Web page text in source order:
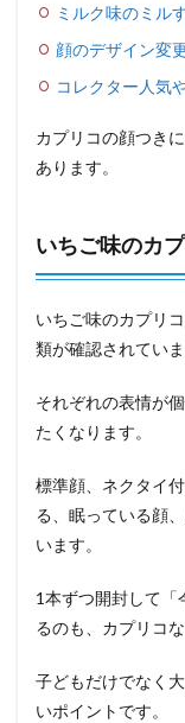
ミルク味のミル
顔のデザイン変
コレクター人気
カプリコの顔つき
あります。
いちご味のカ
いちご味のカプリ
類が確認されていま
それぞれの表情が
たくなります。
標準顔、ネクタイ
る、眠っている顔
います。
1本ずつ開封して「
るのも、カプリコ
子どもだけでなく
いポイントです。